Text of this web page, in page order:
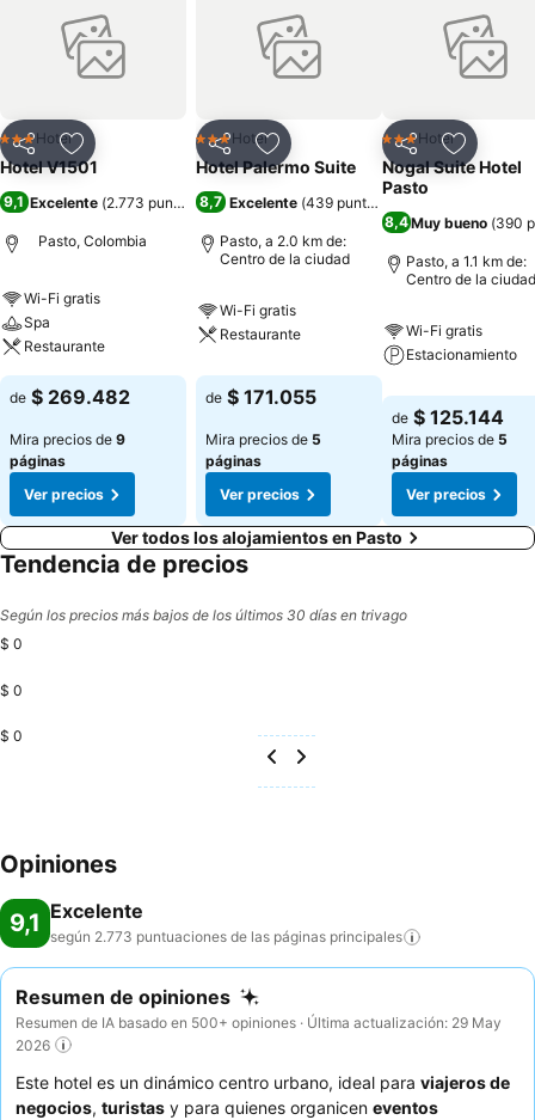
CompartirAgregar a favoritos
3 Estrellas
Hotel
Hotel V1501
9,1 Excelente (2.773 puntuaciones)
Pasto, Colombia
Wi-Fi gratis
Spa
Restaurante
de $ 269.482
Mira precios de 9
páginas
Ver precios
CompartirAgregar a favoritos
3 Estrellas
Hotel
Hotel Palermo Suite
8,7 Excelente (439 puntuaciones
Pasto, a 2.0 km de:
Centro de la ciudad
Wi-Fi gratis
Restaurante
de $ 171.055
Mira precios de 5
páginas
Ver precios
CompartirAgregar
3 Estrellas
Hotel
Nogal Suite Hotel
Pasto
8,4Muy bueno (390
Pasto, a 1.1 km de:
Centro de la ciudad
Wi-Fi gratis
Estacionamiento
de $ 125.144
Mira precios de 5
páginas
Ver precios
Ver todos los alojamientos en Pasto
Tendencia de precios
Según los precios más bajos de los últimos 30 días en trivago
$ 0
$ 0
$ 0
Opiniones
9,1 Excelente
según 2.773 puntuaciones de las páginas principales
Resumen de opiniones
Resumen de IA basado en 500+ opiniones · Última actualización: 29 May
2026
Este hotel es un dinámico centro urbano, ideal para viajeros de
negocios, turistas y para quienes organicen eventos